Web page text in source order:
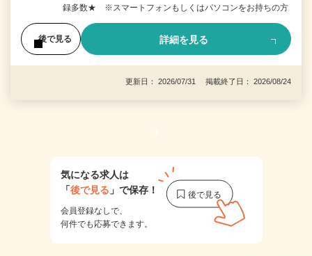
録多数★ ※スマートフォンもしくはパソコンをお持ちの方
後で見る 詳細を見る
更新日： 2026/07/31 掲載終了日： 2026/08/24
1
気になる求人は
「後で見る 」で保存！
会員登録なしで、
何件でも応募できます。